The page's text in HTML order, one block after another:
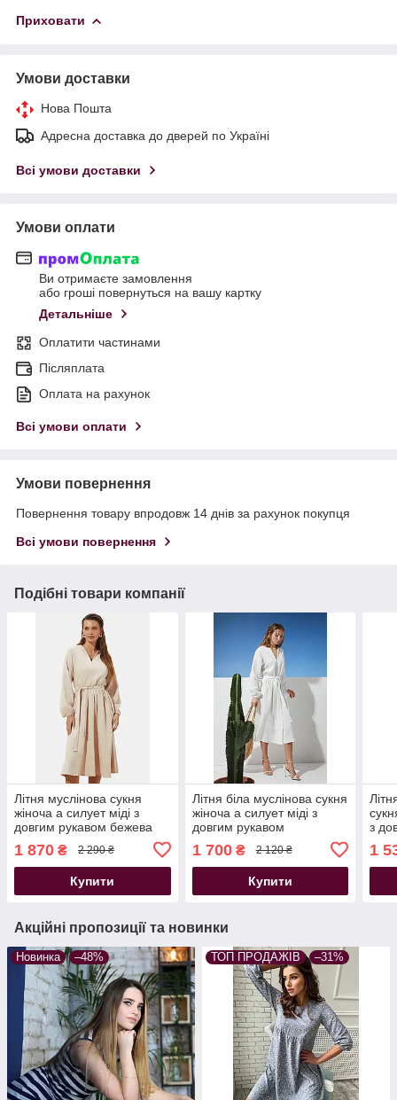
Приховати
Умови доставки
Нова Пошта
Адресна доставка до дверей по Україні
Всі умови доставки
Умови оплати
Ви отримаєте замовлення
або гроші повернуться на вашу картку
Детальніше
Оплатити частинами
Післяплата
Оплата на рахунок
Всі умови оплати
Умови повернення
Повернення товару впродовж 14 днів за рахунок покупця
Всі умови повернення
Подібні товари компанії
Літня муслінова сукня
жіноча а силует міді з
довгим рукавом бежева
1 870 ₴ 2 290 ₴
Купити
Літня біла муслінова сукня
жіноча а силует міді з
довгим рукавом
1 700₴ 2 120 ₴
Купити
з
1
Акційні пропозиції та новинки
Новинка –48% ТОП ПРОДАЖІВ –31%